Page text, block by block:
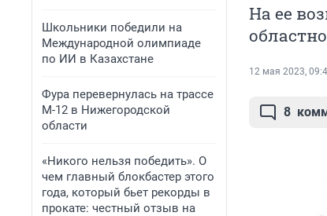
Школьники победили на
Международной олимпиаде
по ИИ в Казахстане
Фура перевернулась на трассе
М-12 в Нижегородской
области
«Никого нельзя победить». О
чем главный блокбастер этого
года, который бьет рекорды в
прокате: честный отзыв на
На ее
12 мая 2023,
8